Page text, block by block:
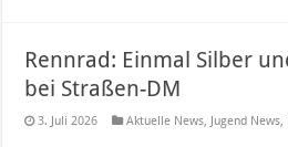
Rennrad: Einmal Silber
bei Straßen-DM
3. Juli 2026 Aktuelle News, Jugend News,